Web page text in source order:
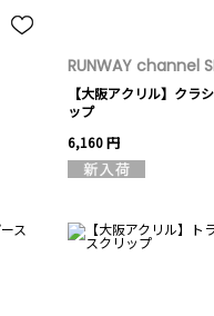
RUNWAY channel
【大阪アクリル】クラ
ップ
6,160 円